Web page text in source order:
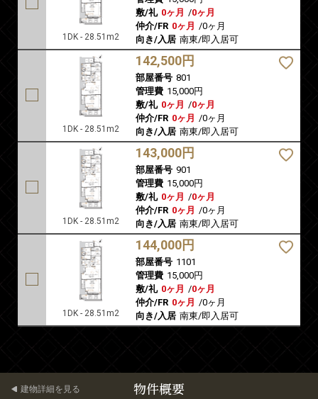
1DK - 28.51m2
敷/礼 0ヶ月 /0ヶ月
仲介/FR 0ヶ月 /0ヶ月
向き/入居 南東/即入居可
1DK - 28.51m2
142,500円
部屋番号 801
管理費 15,000円
敷/礼 0ヶ月 /0ヶ月
仲介/FR 0ヶ月 /0ヶ月
向き/入居 南東/即入居可
1DK - 28.51m2
143,000円
部屋番号 901
管理費 15,000円
敷/礼 0ヶ月 /0ヶ月
仲介/FR 0ヶ月 /0ヶ月
向き/入居 南東/即入居可
1DK - 28.51m2
144,000円
部屋番号 1101
管理費 15,000円
敷/礼 0ヶ月 /0ヶ月
仲介/FR 0ヶ月 /0ヶ月
向き/入居 南東/即入居可
物件概要
建物詳細を見る